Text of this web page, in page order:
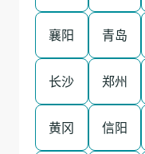
襄阳 青岛
长沙 郑州
黄冈 信阳